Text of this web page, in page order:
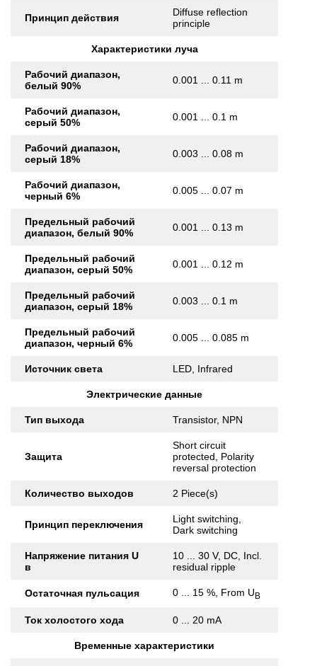
Принцип действия
Diffuse reflection
principle
Характеристики луча
Рабочий диапазон,
белый 90%
0.001 ... 0.11 m
Рабочий диапазон,
серый 50%
0.001 ... 0.1 m
Рабочий диапазон,
серый 18%
0.003 ... 0.08 m
Рабочий диапазон,
черный 6%
0.005 ... 0.07 m
Предельный рабочий
диапазон, белый 90%
0.001 ... 0.13 m
Предельный рабочий
диапазон, серый 50%
0.001 ... 0.12 m
Предельный рабочий
диапазон, серый 18%
0.003 ... 0.1 m
Предельный рабочий
диапазон, черный 6%
0.005 ... 0.085 m
Источник света LED, Infrared
Электрические данные
Тип выхода Transistor, NPN
Защита
Short circuit
protected, Polarity
reversal protection
Количество выходов 2 Piece(s)
Принцип переключения
Light switching,
Dark switching
Напряжение питания U
в
10 ... 30 V, DC, Incl.
residual ripple
Остаточная пульсация 0 ... 15 %, From UB
Ток холостого хода 0 ... 20 mA
Временные характеристики